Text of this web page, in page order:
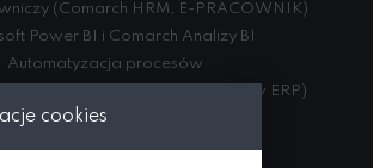
cookies
(Comarch HRM, E-PRACOWNIK)
Power BI i Comarch Analizy BI
Automatyzacja procesów
(w ramach różnych systemów ERP)